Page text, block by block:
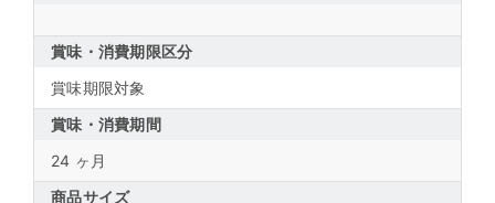
賞味・消費期限区分
賞味期限対象
賞味・消費期間
24 ヶ月
商品サイズ